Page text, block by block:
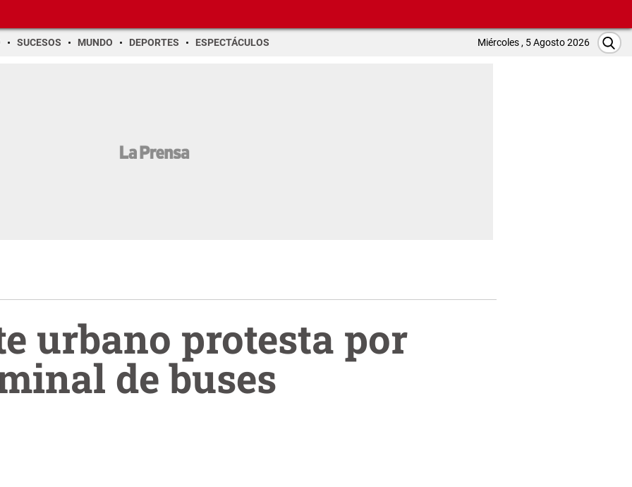
SUCESOS MUNDO DEPORTES ESPECTÁCULOS Miércoles , 5 Agosto 2026
urbano protesta por
de buses